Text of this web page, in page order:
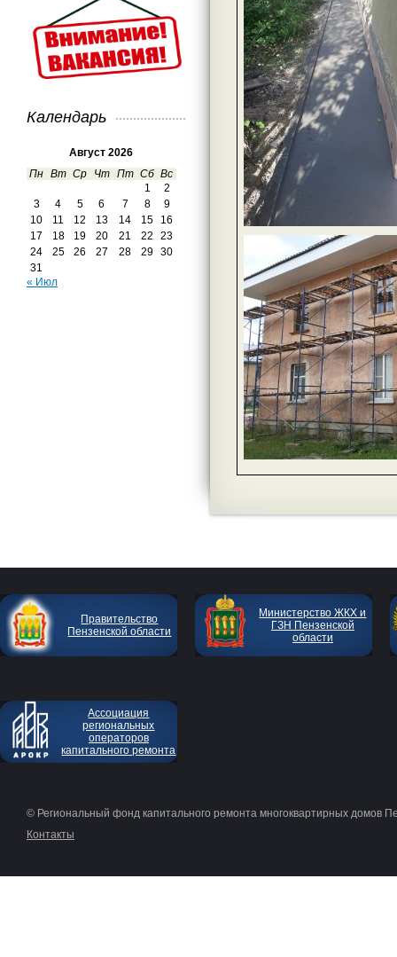
Календарь
Август 2026
Пн Вт Ср Чт Пт Сб Вс
1
2
3
4 5 6 7 8
9
10
11 12 13 14 15
16
17
18 19 20 21 22
23
24
25 26 27 28 29
30
31
« Июл
Правительство
Пензенской области
Министерство ЖКХ и
ГЗН Пензенской
области
Ассоциация
региональных
операторов
капитального ремонта
© Региональный фонд капитального ремонта многоквартирных домов
Контакты